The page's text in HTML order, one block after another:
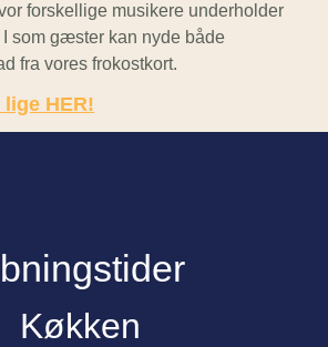
forskellige musikere underholder
som gæster kan nyde både
fra vores frokostkort.
HER!
Køkken